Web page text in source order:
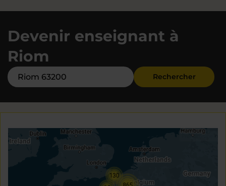
Devenir enseignant à
Riom
Rechercher